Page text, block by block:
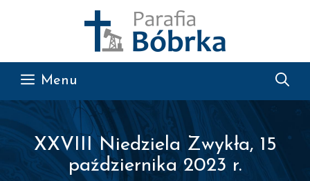
Menu
XXVIII Niedziela Zwykła, 15
października 2023 r.